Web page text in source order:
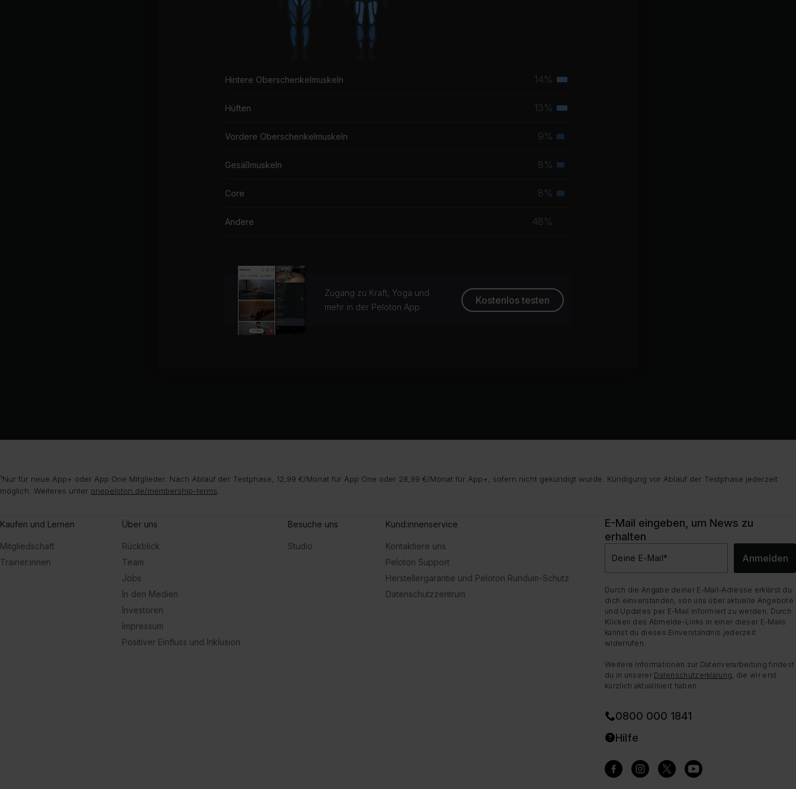
Hintere Oberschenkelmuskeln 14% Tertiäre
Hüften 13% Tertiäre
Vordere Oberschenkelmuskeln 9% Sekundäre
Gesäßmuskeln 8% Sekundäre
Core 8% Sekundäre
Andere 48%
Zugang zu Kraft, Yoga und
mehr in der Peloton App
Kostenlos testen
¹Nur für neue App+ oder App One Mitglieder. Nach Ablauf der Testphase, 12,99 €/Monat für App One oder 28,99 €/Monat für App+, sofern nicht gekündigt wurde. Kündigung vor Ablauf der Testphase jederzeit
möglich. Weiteres unter onepeloton.de/membership-terms
Kaufen und Lernen
Mitgliedschaft
Trainer:innen
Über uns
Rückblick
Team
Jobs
In den Medien
Investoren
Impressum
Positiver Einfluss und Inklusion
Besuche uns
Studio
Kund:innenservice
Kontaktiere uns
Peloton Support
Herstellergarantie und Peloton Rundum-Schutz
Datenschutzzentrum
E-Mail eingeben, um News zu
erhalten
Deine E-Mail* Anmelden
Durch die Angabe deiner E-Mail-Adresse erklärst du
dich einverstanden, von uns über aktuelle Angebote
und Updates per E-Mail informiert zu werden. Durch
Klicken des Abmelde-Links in einer dieser E-Mails
kannst du dieses Einverständnis jederzeit
widerrufen.
Weitere Informationen zur Datenverarbeitung findest
du in unserer Datenschutzerklärung, die wir erst
kürzlich aktualisiert haben.
0800 000 1841
Hilfe